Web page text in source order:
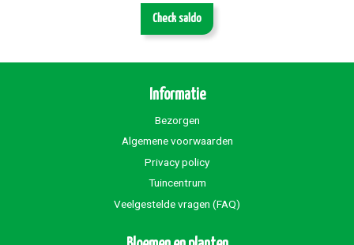
Check saldo
Informatie
Bezorgen
Algemene voorwaarden
Privacy policy
Tuincentrum
Veelgestelde vragen (FAQ)